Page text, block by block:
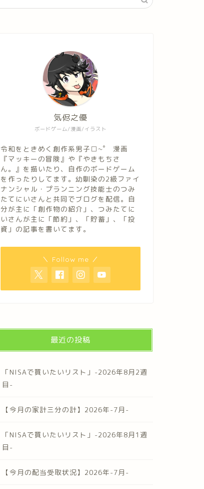
ボードゲーム/漫画/イラスト
気侭之優
令和をときめく創作系男子□~゜ 漫画
『マッキーの冒険』や『やきもちさ
ん。』を描いたり、自作のボードゲーム
を作ったりしてます。幼馴染の2級ファイ
ナンシャル・プランニング技能士のつみ
たてにいさんと共同でブログを配信。自
分が主に「創作物の紹介」、つみたてに
いさんが主に「節約」、「貯蓄」、「投
資」の記事を書いてます。
＼ Follow me ／
最近の投稿
「NISAで買いたいリスト」-2026年8月2週
目-
【今月の家計三分の計】2026年-7月-
「NISAで買いたいリスト」-2026年8月1週
目-
【今月の配当受取状況】2026年-7月-